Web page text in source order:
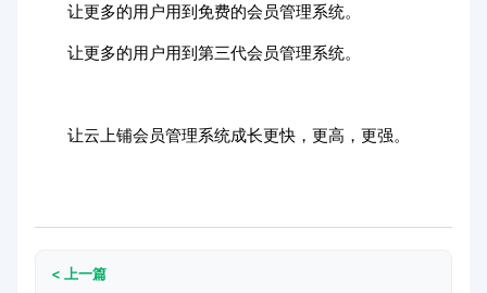
让更多的用户用到 免费的会员管理系统。
让更多的用户用到 第三代会员管理系统。
让云上铺会员管理系统成长更快，更高，更强。
< 上一篇